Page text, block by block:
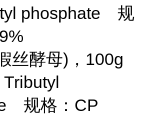
phosphate 规
丝酵母)，100g
规格：CP